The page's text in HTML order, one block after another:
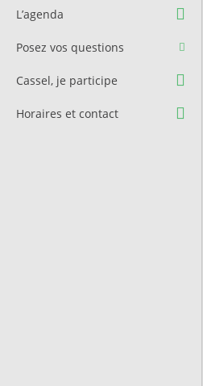
municipale
Contact et Accès
Cimetière
L’agenda
Posez vos questions
Cassel, je participe
Horaires et contact